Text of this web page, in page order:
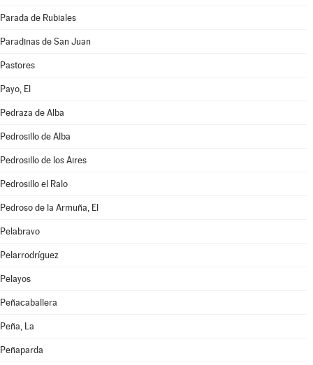
Parada de Rubiales
Paradinas de San Juan
Pastores
Payo, El
Pedraza de Alba
Pedrosillo de Alba
Pedrosillo de los Aires
Pedrosillo el Ralo
Pedroso de la Armuña, El
Pelabravo
Pelarrodríguez
Pelayos
Peñacaballera
Peña, La
Peñaparda